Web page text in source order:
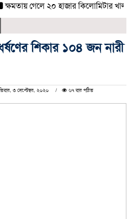
গেলে ২০ হাজার কিলোমিটার খাল
শিকার ১০৪ জন নারী
৩ সেপ্টেম্বর, ২০২০
৬৭ বার পঠিত